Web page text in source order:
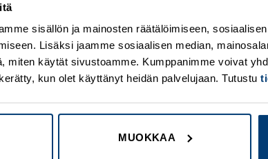
sisällön ja mainosten räätälöimiseen,
Lisäksi jaamme sosiaalisen median,
miten käytät sivustoamme. Kumppanimme voivat
kun olet käyttänyt heidän palvelujaan. Tutustu
MUOKKAA
Add to
wishlist